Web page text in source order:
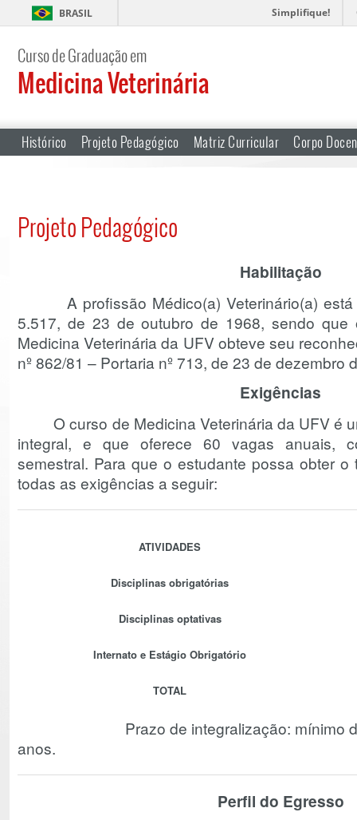
BRASIL Simplifique!
Curso de Graduação em
Medicina Veterinária
Histórico Projeto Pedagógico Matriz Curricular Corpo
Projeto Pedagógico
Habilitação
A profissão Médico(a) Veterinário(a) está
5.517, de 23 de outubro de 1968, sendo que
Medicina Veterinária da UFV obteve seu
nº 862/81 – Portaria nº 713, de 23 de dezembro
Exigências
O curso de Medicina Veterinária da UFV é
integral, e que oferece 60 vagas anuais,
semestral. Para que o estudante possa obter
todas as exigências a seguir:
ATIVIDADES
Disciplinas obrigatórias
Disciplinas optativas
Internato e Estágio Obrigatório
TOTAL
Prazo de integralização: mínimo de 5
anos.
Perfil do Egresso